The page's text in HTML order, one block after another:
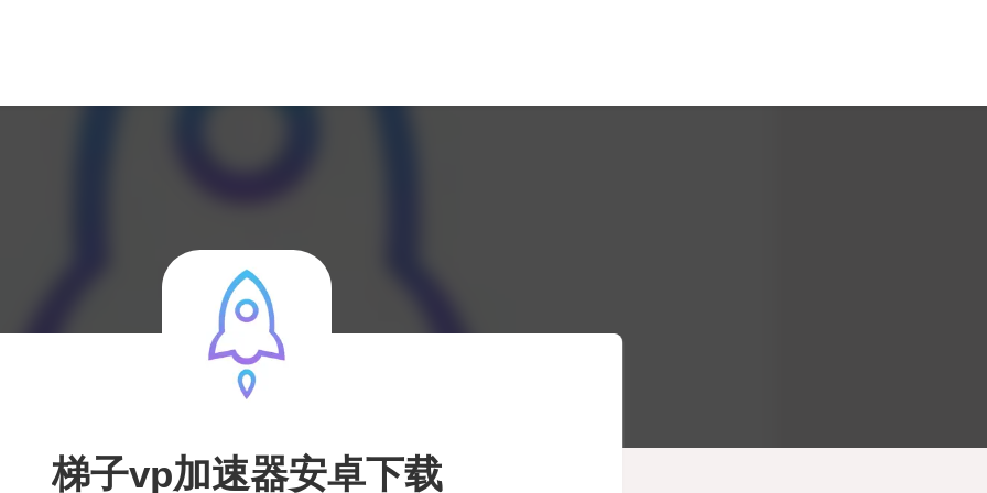
梯子vp加速器安卓下载